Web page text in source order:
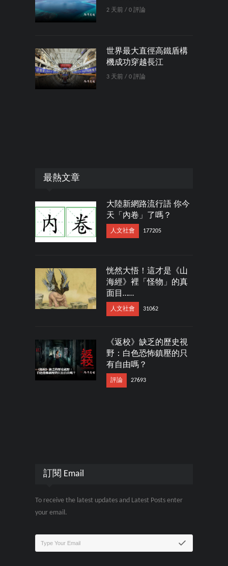
2 天前 / 0 評論
世界最大直徑高鐵盾構
機成功穿越長江
3 天前 / 0 評論
最熱文章
大陸新網路流行語 你今
天「內卷」了嗎？
人文社會 177205
恍然大悟！這才是《山
海經》裡「怪物」的真
面目……
人文社會 31062
《返校》缺乏的歷史視
野：白色恐怖鎮壓的只
有自由嗎？
評論 27693
訂閱 Email
To receive the latest updates and Latest Posts enter
your email.